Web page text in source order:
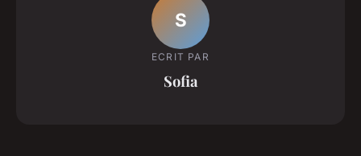
S
ECRIT PAR
Sofia